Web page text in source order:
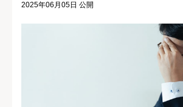
2025年06月05日 公開